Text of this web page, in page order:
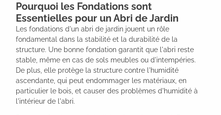
Pourquoi les Fondations sont
Essentielles pour un Abri de Jardin
Les fondations d'un abri de jardin jouent un rôle
fondamental dans la stabilité et la durabilité de la
structure. Une bonne fondation garantit que l'abri reste
stable, même en cas de sols meubles ou d'intempéries.
De plus, elle protège la structure contre l'humidité
ascendante, qui peut endommager les matériaux, en
particulier le bois, et causer des problèmes d'humidité à
l'intérieur de l'abri.